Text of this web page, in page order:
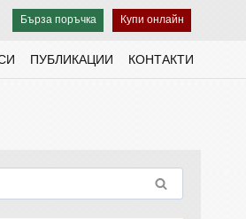
Бърза поръчка Купи онлайн
ПУБЛИКАЦИИ КОНТАКТИ